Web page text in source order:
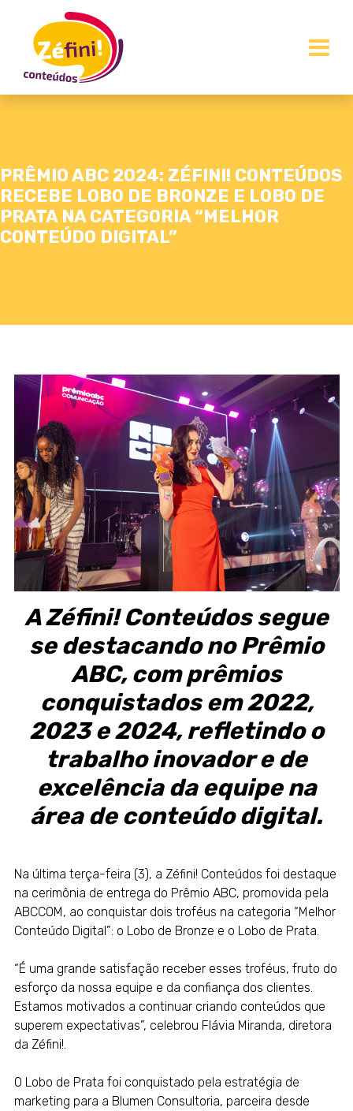
PRÊMIO ABC 2024: ZÉFINI! CONTEÚDOS
RECEBE LOBO DE BRONZE E LOBO DE
PRATA NA CATEGORIA “MELHOR
CONTEÚDO DIGITAL”
A Zéfini! Conteúdos segue
se destacando no Prêmio
ABC, com prêmios
conquistados em 2022,
2023 e 2024, refletindo o
trabalho inovador e de
excelência da equipe na
área de conteúdo digital.
Na última terça-feira (3), a Zéfini! Conteúdos foi destaque
na cerimônia de entrega do Prêmio ABC, promovida pela
ABCCOM, ao conquistar dois troféus na categoria “Melhor
Conteúdo Digital”: o Lobo de Bronze e o Lobo de Prata.
“É uma grande satisfação receber esses troféus, fruto do
esforço da nossa equipe e da confiança dos clientes.
Estamos motivados a continuar criando conteúdos que
superem expectativas”, celebrou Flávia Miranda, diretora
da Zéfini!.
O Lobo de Prata foi conquistado pela estratégia de
marketing para a Blumen Consultoria, parceira desde